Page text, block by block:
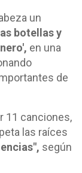
un
botellas y
en una
de
11 canciones,
las raíces
según